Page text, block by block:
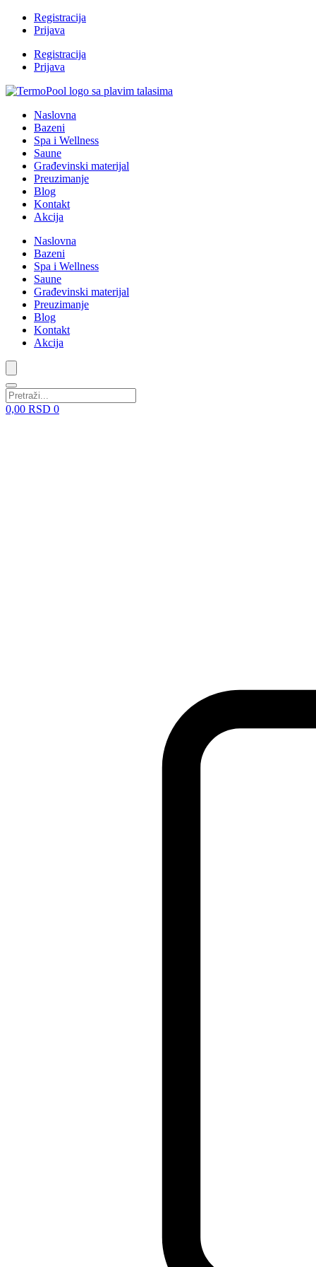
Registracija
Prijava
Registracija
Prijava
Naslovna
Bazeni
Spa i Wellness
Saune
Građevinski materijal
Preuzimanje
Blog
Kontakt
Akcija
Naslovna
Bazeni
Spa i Wellness
Saune
Građevinski materijal
Preuzimanje
Blog
Kontakt
Akcija
0,00 RSD 0